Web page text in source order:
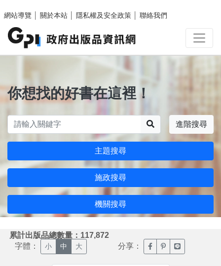
網站導覽
關於本站 隱私權及安全政策 聯絡我們
你想找的好書在這裡！
進階搜尋
主題搜尋
施政搜尋
機關搜尋
累計出版品總數量：117,872
字體： 小 中 大 分享： 臉書分享(另開新視窗)
噗浪分享(另開新
Line分享(另